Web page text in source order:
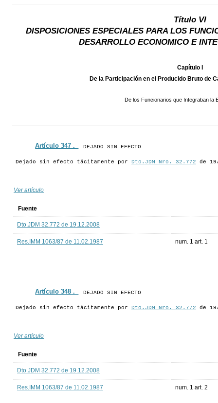
Título VI
DISPOSICIONES ESPECIALES PARA LOS
DESARROLLO ECONOMICO E
Capítulo I
De la Participación en el Producido Bruto de
De los Funcionarios que Integraban la
Artículo 347 ._ DEJADO SIN EFECTO
Dejado sin efecto tácitamente por Dto.JDM Nro. 32.772 de
Ver artículo
Fuente
Dto.JDM 32.772 de 19.12.2008
Res.IMM 1063/87 de 11.02.1987 num. 1 art. 1
Artículo 348 ._ DEJADO SIN EFECTO
Dejado sin efecto tácitamente por Dto.JDM Nro. 32.772 de
Ver artículo
Fuente
Dto.JDM 32.772 de 19.12.2008
Res.IMM 1063/87 de 11.02.1987 num. 1 art. 2